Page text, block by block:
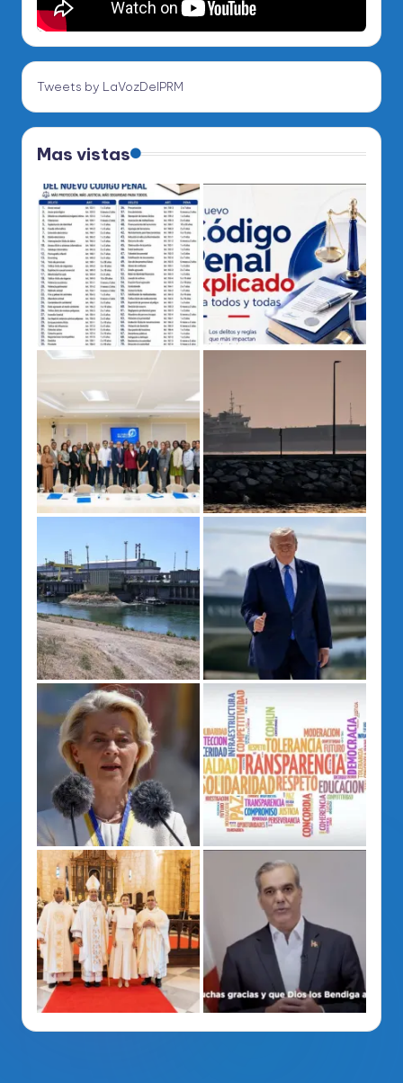
Tweets by LaVozDelPRM
Mas vistas